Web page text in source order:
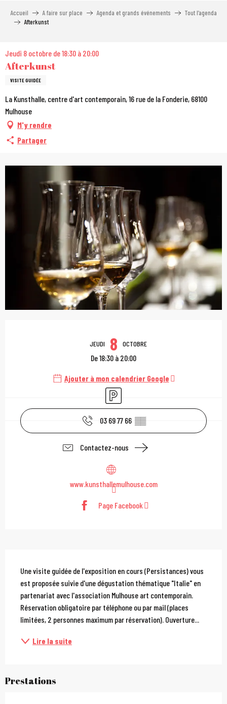
Accueil A faire sur place Agenda et grands événements
Tout l’agenda
Afterkunst
Jeudi 8 octobre de 18:30 à 20:00
Afterkunst
VISITE GUIDÉE
La Kunsthalle, centre d'art contemporain, 16 rue de la Fonderie, 68100
Mulhouse
M'y rendre
Partager
Ouverture et
JEUDI 8 OCTOBRE
De 18:30 à 20:00
Ajouter à mon calendrier Google
Parking
03 69 77 66 ▒▒
Contactez-nous
www.kunsthallemulhouse.com
Page Facebook
Description
Une visite guidée de l'exposition en cours (Persistances) vous
est proposée suivie d'une dégustation thématique "Italie" en
partenariat avec l'association Mulhouse art contemporain.
Réservation obligatoire par téléphone ou par mail (places
limitées, 2 personnes maximum par réservation). Ouverture...
Lire la suite
Prestations